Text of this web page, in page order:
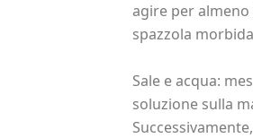
agire per
spazzola
Sale e acqua:
soluzione sulla